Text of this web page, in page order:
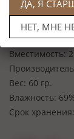
Материал:
Вместимость:
Вес: 60 гр.
Влажность:
Срок хранения:
ДА, Я
НЕТ, МНЕ